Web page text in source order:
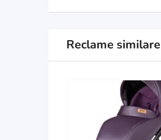
Reclame similare